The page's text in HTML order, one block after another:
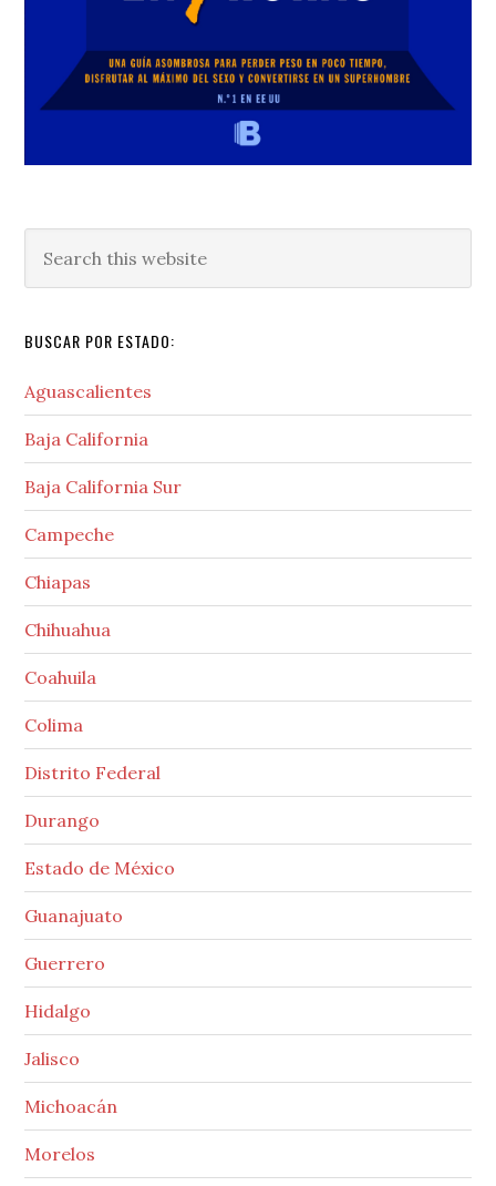
this
BUSCAR POR ESTADO:
Aguascalientes
Baja California
Baja California Sur
Campeche
Chiapas
Chihuahua
Coahuila
Colima
Distrito Federal
Durango
Estado de México
Guanajuato
Guerrero
Hidalgo
Jalisco
Michoacán
Morelos